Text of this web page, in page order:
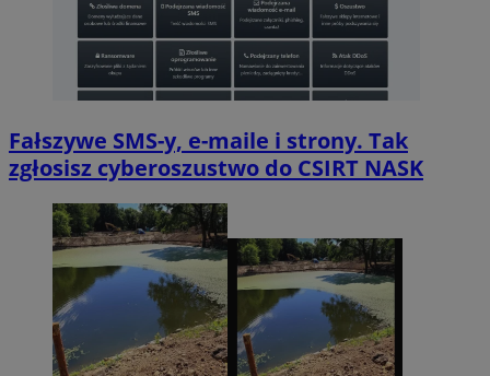
Fałszywe SMS-y, e-maile i strony. Tak
zgłosisz cyberoszustwo do CSIRT NASK